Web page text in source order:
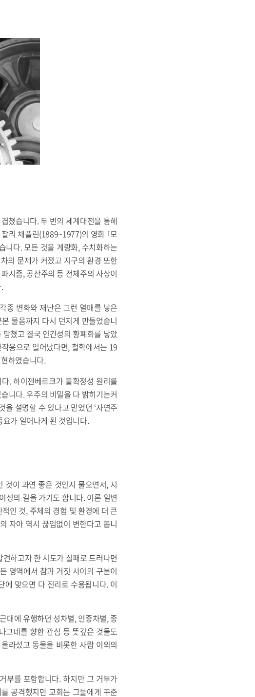
쳤습니다. 두 번의 세계대전을 통해
리 채플린(1889~1977)의 영화 ｢모
니다. 모든 것을 계량화, 수치화하는
의 문제가 커졌고 지구의 환경 또한
시즘, 공산주의 등 전체주의 사상이
종 변화와 재난은 그런 열매를 낳은
물음까지 다시 던지게 만들었습니
쳤고 결국 인간성의 황폐화를 낳았
용으로 일어났다면, 철학에서는 19
하였습니다.
. 하이젠베르크가 불확정성 원리를
니다. 우주의 비밀을 다 밝히기는커
설명할 수 있다고 믿었던 ‘자연주
가 일어나게 된 것입니다.
것이 과연 좋은 것인지 물으면서, 지
성의 길을 가기도 합니다. 이론 일변
인 것, 주체의 경험 및 환경에 더 큰
자아 역시 끊임없이 변한다고 봅니
하고자 한 시도가 실패로 드러나면
영역에서 참과 거짓 사이의 구분이
맞으면 다 진리로 수용됩니다. 이
대에 유행하던 성차별, 인종차별, 종
그네를 향한 관심 등 뜻깊은 것들도
라섰고 동물을 비롯한 사람 이외의
부를 포함합니다. 하지만 그 거부가
공격했지만 교회는 그들에게 꾸준